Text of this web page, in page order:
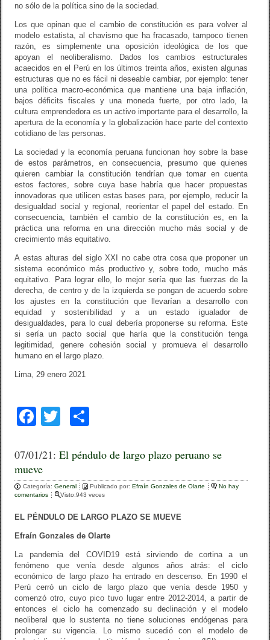
no sólo de la política sino de la sociedad.
Los que opinan que el cambio de constitución es para volver al
modelo estatista, al chavismo que ha fracasado, tampoco tienen
razón, es simplemente una oposición ideológica de los que
apoyan el neoliberalismo. Dados los cambios estructurales
acaecidos en el Perú en los últimos treinta años, existen algunas
estructuras que no es fácil ni deseable cambiar, por ejemplo: tener
una política macro-económica que mantiene una baja inflación,
bajos déficits fiscales y una moneda fuerte, por otro lado, la
cultura emprendedora es un activo importante para el desarrollo, la
apertura de la economía y la globalización hace parte del contexto
cotidiano de las personas.
La sociedad y la economía peruana funcionan hoy sobre la base
de estos parámetros, en consecuencia, presumo que quienes
quieren cambiar la constitución tendrían que tomar en cuenta
estos factores, sobre cuya base habría que hacer propuestas
innovadoras que utilicen estas bases para, por ejemplo, reducir la
desigualdad social y regional, reorientar el papel del estado. En
consecuencia, también el cambio de la constitución es, en la
práctica una reforma en una dirección mucho más social y de
crecimiento más equitativo.
A estas alturas del siglo XXI no cabe otra cosa que proponer un
sistema económico más productivo y, sobre todo, mucho más
equitativo. Para lograr ello, lo mejor sería que las fuerzas de la
derecha, de centro y de la izquierda se pongan de acuerdo sobre
los ajustes en la constitución que llevarían a desarrollo con
equidad y sostenibilidad y a un estado igualador de
desigualdades, para lo cual debería proponerse su reforma. Este
si sería un pacto social que haría que la constitución tenga
legitimidad, genere cohesión social y promueva el desarrollo
humano en el largo plazo.
Lima, 29 enero 2021
F
c
e
b
o
o
k
T
tt
er
m
p
ar
tir
07/01/21:El péndulo de largo plazo peruano se
mueve
Categoría:General Publicado por:Efraín Gonzales de Olarte
No hay
comentarios
Visto:943 veces
EL PÉNDULO DE LARGO PLAZO SE MUEVE
Efraín Gonzales de Olarte
La pandemia del COVID19 está sirviendo de cortina a un
fenómeno que venía desde algunos años atrás: el ciclo
económico de largo plazo ha entrado en descenso. En 1990 el
Perú cerró un ciclo de largo plazo que venía desde 1950 y
comenzó otro, cuyo pico tuvo lugar entre 2012-2014, a partir de
entonces el ciclo ha comenzado su declinación y el modelo
neoliberal que lo sustenta no tiene soluciones endógenas para
prolongar su vigencia. Lo mismo sucedió con el modelo de